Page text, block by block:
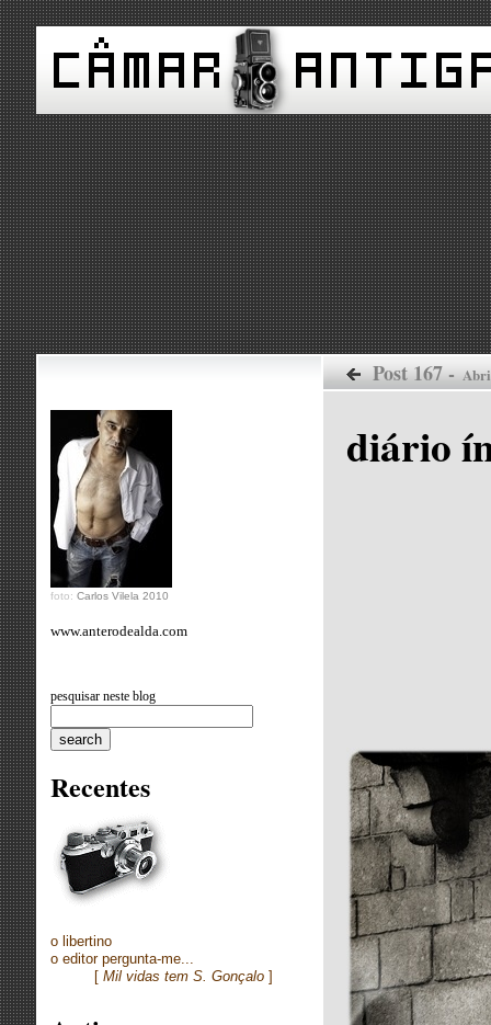
Post 167 -
foto: Carlos Vilela 2010
www.anterodealda.com
pesquisar neste blog
Recentes
o libertino
o editor pergunta-me...
[ Mil vidas tem S. Gonçalo ]
diário